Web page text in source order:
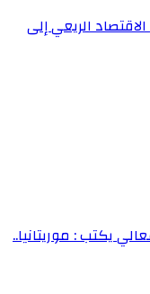
الريعي إلى
يكتب : موريتانيا..